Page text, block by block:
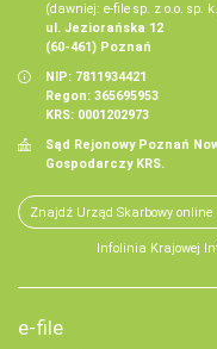
(dawniej: e-file sp. z o.o. sp.
ul. Jeziorańska 12
(60-461) Poznań
NIP: 7811934421
Regon: 365695953
KRS: 0001202973
Sąd Rejonowy Poznań
Gospodarczy KRS.
Znajdź Urząd Skarbowy online
Infolinia Krajowej
e-file